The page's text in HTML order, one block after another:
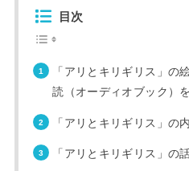
目次
「アリとキリギリス」の
読（オーディオブック）
「アリとキリギリス」の
「アリとキリギリス」の